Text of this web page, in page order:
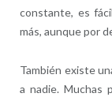
constante, es
más, aunque por
También existe
a nadie. Muchas